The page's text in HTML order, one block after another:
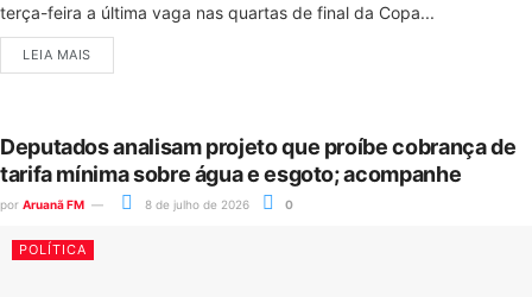
terça-feira a última vaga nas quartas de final da Copa...
LEIA MAIS
Deputados analisam projeto que proíbe cobrança de
tarifa mínima sobre água e esgoto; acompanhe
por Aruanã FM 8 de julho de 2026 0
POLÍTICA